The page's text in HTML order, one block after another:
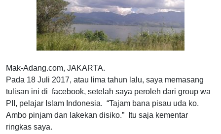
Mak-Adang.com, JAKARTA.
Pada 18 Juli 2017, atau lima tahun lalu, saya memasang
tulisan ini di facebook, setelah saya peroleh dari group wa
PII, pelajar Islam Indonesia. “Tajam bana pisau uda ko.
Ambo pinjam dan lakekan disiko.” Itu saja kementar
ringkas saya.